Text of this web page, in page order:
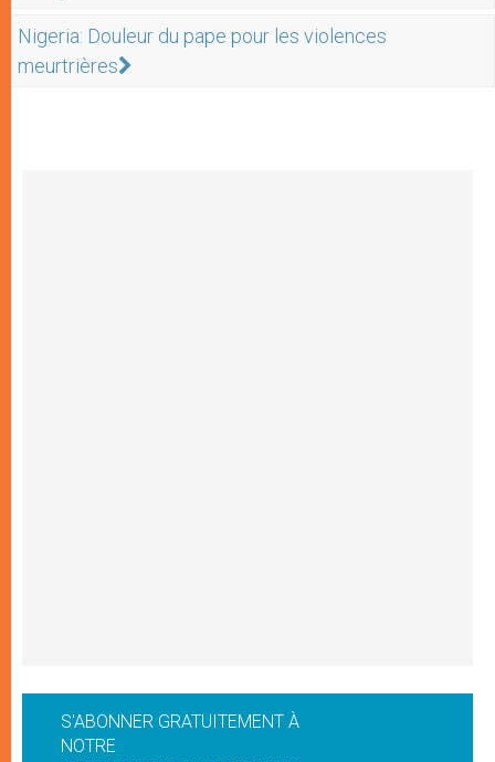
Nigeria: Douleur du pape pour les violences
meurtrières
S'ABONNER GRATUITEMENT À
NOTRE